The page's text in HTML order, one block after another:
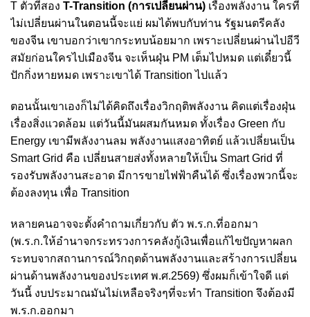
T ตัวที่สอง T-Transition (การเปลี่ยนผ่าน) เรื่องพลังงาน ใครที่
ไม่เปลี่ยนผ่านในตอนนี้จะแย่ ผมได้พบกับท่าน รัฐมนตรีคลัง
ของจีน เขาบอกว่าเขากระทบน้อยมาก เพราะเปลี่ยนผ่านไปอีวี
สมัยก่อนใครไปเมืองจีน จะเห็นฝุ่น PM เต็มไปหมด แต่เดี๋ยวนี้
ปักกิ่งหายหมด เพราะเขาได้ Transition ไปแล้ว
ตอนนั้นเขาเองก็ไม่ได้คิดถึงเรื่องวิกฤติพลังงาน คิดแต่เรื่องฝุ่น
เรื่องสิ่งแวดล้อม แต่วันนี้มันผสมกันหมด ทั้งเรื่อง Green กับ
Energy เขามีพลังงานลม พลังงานแสงอาทิตย์ แล้วเปลี่ยนเป็น
Smart Grid คือ เปลี่ยนสายส่งทั้งหลายให้เป็น Smart Grid ที่
รองรับพลังงานสะอาด มีการขายไฟฟ้าคืนได้ ซึ่งเรื่องพวกนี้จะ
ต้องลงทุน เพื่อ Transition
หลายคนอาจจะตั้งคำถามเกี่ยวกับ ตัว พ.ร.ก.ที่ออกมา
(พ.ร.ก.ให้อำนาจกระทรวงการคลังกู้เงินเพื่อแก้ไขปัญหาผลก
ระทบจากสถานการณ์วิกฤตด้านพลังงานและสร้างการเปลี่ยน
ผ่านด้านพลังงานของประเทศ พ.ศ.2569) ซึ่งผมก็เข้าใจดี แต่
วันนี้ งบประมาณมันไม่เหลือจริงๆที่จะทำ Transition จึงต้องมี
พ.ร.ก.ออกมา